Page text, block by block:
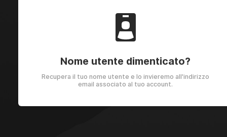
Nome utente dimenticato?
Recupera il tuo nome utente e lo invieremo all'indirizzo
email associato al tuo account.